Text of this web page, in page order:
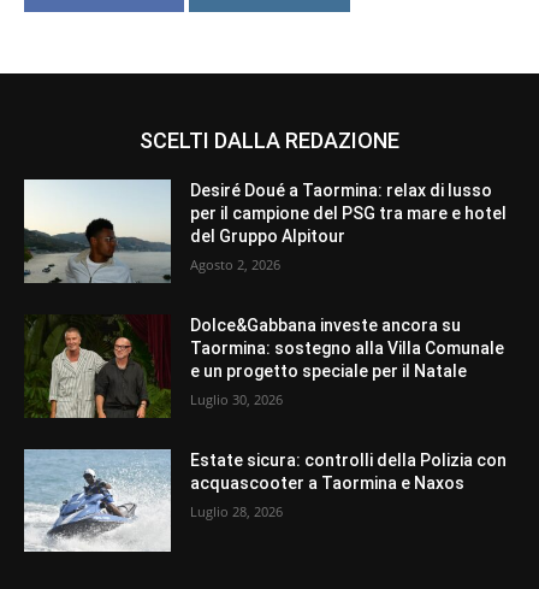
SCELTI DALLA REDAZIONE
Desiré Doué a Taormina: relax di lusso
per il campione del PSG tra mare e hotel
del Gruppo Alpitour
Agosto 2, 2026
Dolce&Gabbana investe ancora su
Taormina: sostegno alla Villa Comunale
e un progetto speciale per il Natale
Luglio 30, 2026
Estate sicura: controlli della Polizia con
acquascooter a Taormina e Naxos
Luglio 28, 2026